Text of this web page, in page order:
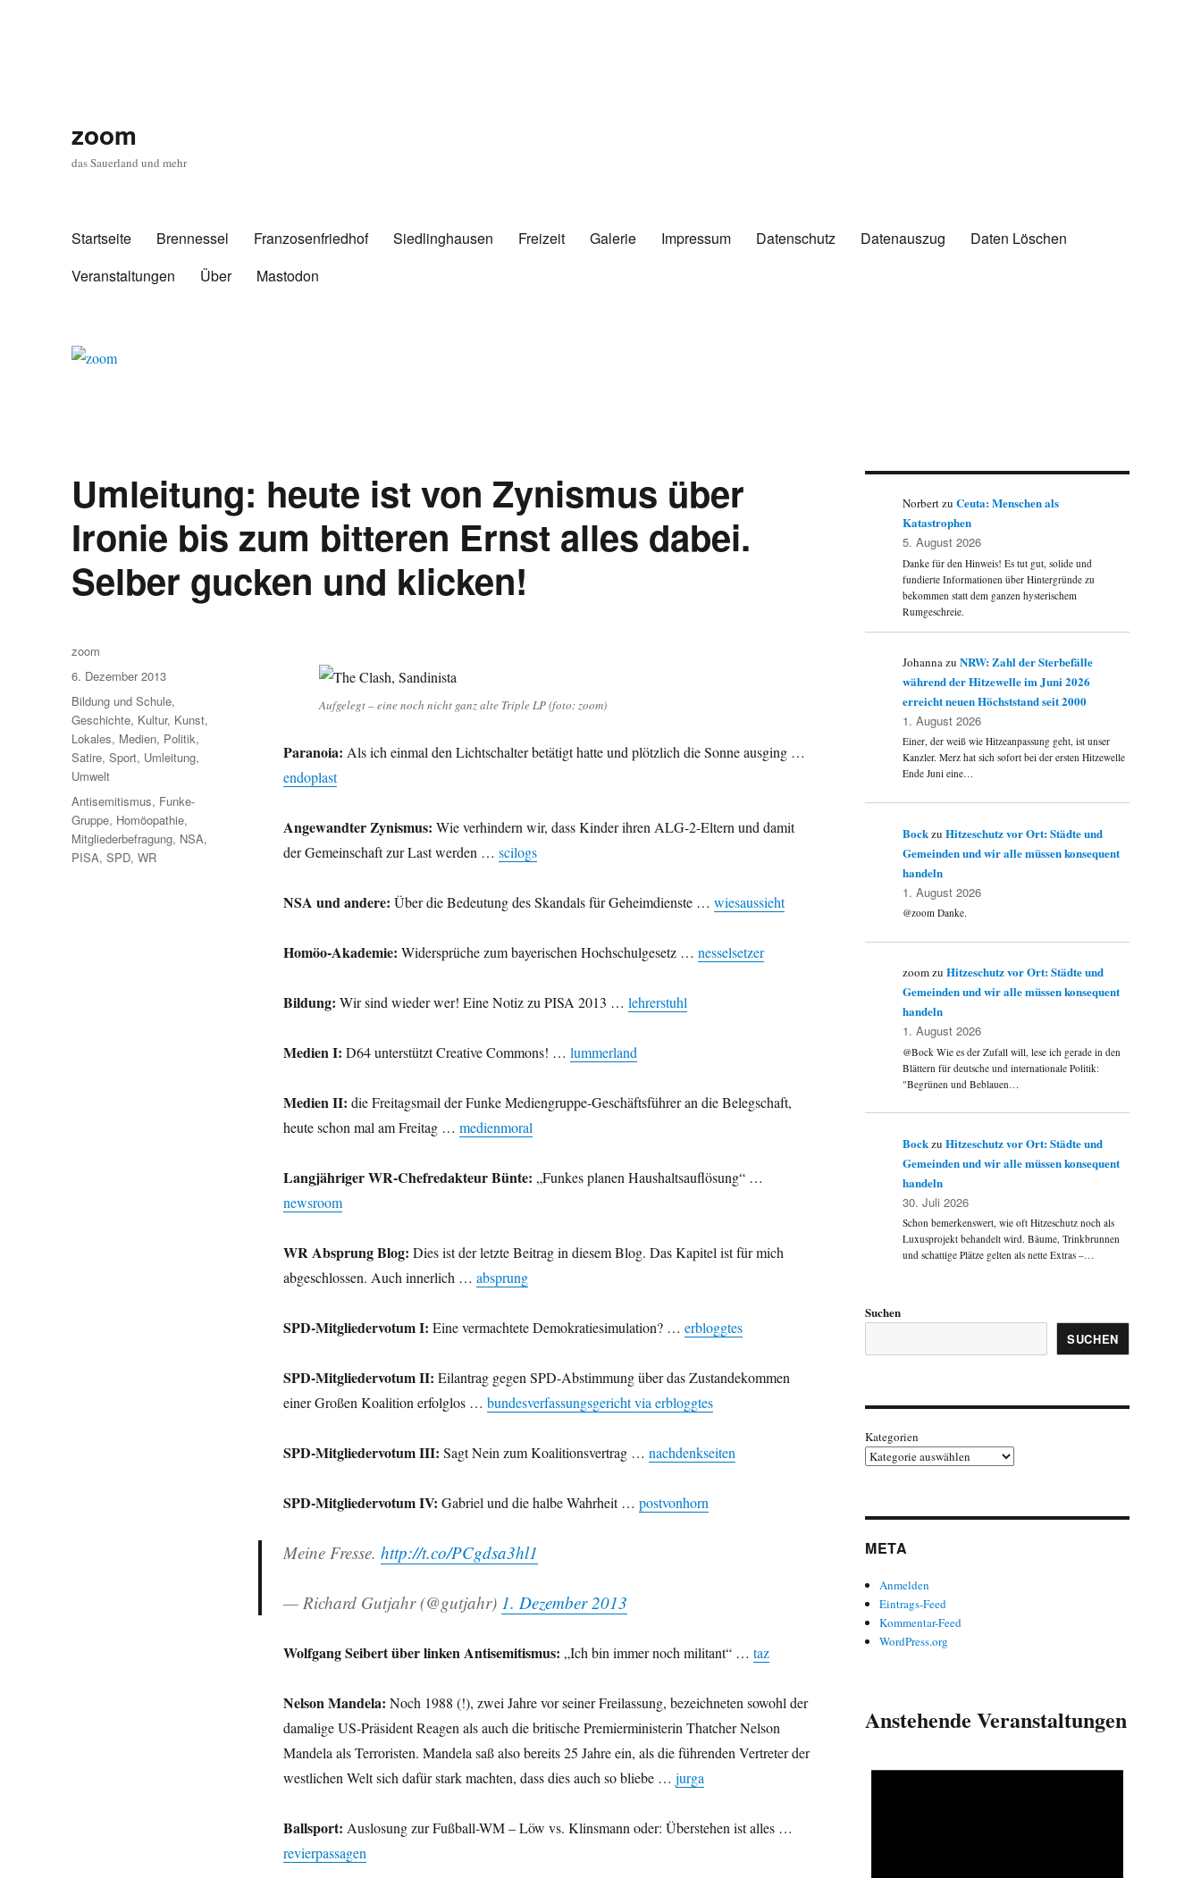
zoom
das Sauerland und mehr
Startseite Brennessel Franzosenfriedhof Siedlinghausen Freizeit Galerie Impressum Datenschutz Datenauszug
Daten Löschen
Veranstaltungen
Über Mastodon
Umleitung: heute ist von Zynismus über
Ironie bis zum bitteren Ernst alles dabei.
Selber gucken und klicken!
Aufgelegt – eine noch nicht ganz alte Triple LP (foto: zoom)
Paranoia: Als ich einmal den Lichtschalter betätigt hatte und plötzlich die Sonne ausging …
endoplast
Angewandter Zynismus: Wie verhindern wir, dass Kinder ihren ALG-2-Eltern und damit
der Gemeinschaft zur Last werden … scilogs
NSA und andere: Über die Bedeutung des Skandals für Geheimdienste … wiesaussieht
Homöo-Akademie: Widersprüche zum bayerischen Hochschulgesetz … nesselsetzer
Bildung: Wir sind wieder wer! Eine Notiz zu PISA 2013 … lehrerstuhl
Medien I: D64 unterstützt Creative Commons! … lummerland
Medien II: die Freitagsmail der Funke Mediengruppe-Geschäftsführer an die Belegschaft,
heute schon mal am Freitag … medienmoral
Langjähriger WR-Chefredakteur Bünte: „Funkes planen Haushaltsauflösung“ …
newsroom
WR Absprung Blog: Dies ist der letzte Beitrag in diesem Blog. Das Kapitel ist für mich
abgeschlossen. Auch innerlich … absprung
SPD-Mitgliedervotum I: Eine vermachtete Demokratiesimulation? … erbloggtes
SPD-Mitgliedervotum II: Eilantrag gegen SPD-Abstimmung über das Zustandekommen
einer Großen Koalition erfolglos … bundesverfassungsgericht via erbloggtes
SPD-Mitgliedervotum III: Sagt Nein zum Koalitionsvertrag … nachdenkseiten
SPD-Mitgliedervotum IV: Gabriel und die halbe Wahrheit … postvonhorn
Meine Fresse. http://t.co/PCgdsa3hl1
— Richard Gutjahr (@gutjahr) 1. Dezember 2013
Wolfgang Seibert über linken Antisemitismus: „Ich bin immer noch militant“ … taz
Nelson Mandela: Noch 1988 (!), zwei Jahre vor seiner Freilassung, bezeichneten sowohl der
damalige US-Präsident Reagen als auch die britische Premierministerin Thatcher Nelson
Mandela als Terroristen. Mandela saß also bereits 25 Jahre ein, als die führenden Vertreter der
westlichen Welt sich dafür stark machten, dass dies auch so bliebe … jurga
Ballsport: Auslosung zur Fußball-WM – Löw vs. Klinsmann oder: Überstehen ist alles …
revierpassagen
Autor
zoom
Veröffentlicht
am
6. Dezember 2013
Kategorien
Bildung und Schule,
Geschichte, Kultur, Kunst,
Lokales, Medien, Politik,
Satire,Sport, Umleitung,
Umwelt
Schlagwörter
Antisemitismus, Funke-
Gruppe, Homöopathie,
Mitgliederbefragung, NSA,
PISA,SPD,WR
NorbertzuCeuta: Menschen als
Katastrophen
5. August 2026
Danke für den Hinweis! Es tut gut, solide und
fundierte Informationen über Hintergründe zu
bekommen statt dem ganzen hysterischem
Rumgeschreie.
JohannazuNRW: Zahl der Sterbefälle
während der Hitzewelle im Juni 2026
erreicht neuen Höchststand seit 2000
1. August 2026
Einer, der weiß wie Hitzeanpassung geht, ist unser
Kanzler. Merz hat sich sofort bei der ersten Hitzewelle
Ende Juni eine…
BockzuHitzeschutz vor Ort: Städte und
Gemeinden und wir alle müssen konsequent
handeln
1. August 2026
@zoom Danke.
zoomzuHitzeschutz vor Ort: Städte und
Gemeinden und wir alle müssen konsequent
handeln
1. August 2026
@Bock Wie es der Zufall will, lese ich gerade in den
Blättern für deutsche und internationale Politik:
"Begrünen und Beblauen…
BockzuHitzeschutz vor Ort: Städte und
Gemeinden und wir alle müssen konsequent
handeln
30. Juli 2026
Schon bemerkenswert, wie oft Hitzeschutz noch als
Luxusprojekt behandelt wird. Bäume, Trinkbrunnen
und schattige Plätze gelten als nette Extras –…
Suchen
SUCHEN
Kategorien
META
Anmelden
Eintrags-Feed
Kommentar-Feed
WordPress.org
Anstehende Veranstaltungen